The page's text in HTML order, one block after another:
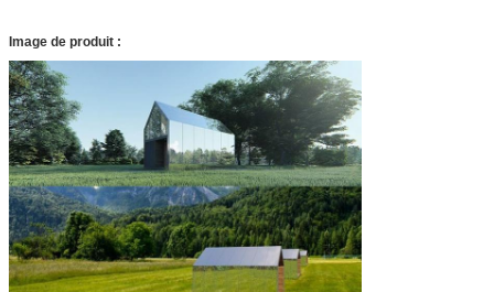
Image de produit :